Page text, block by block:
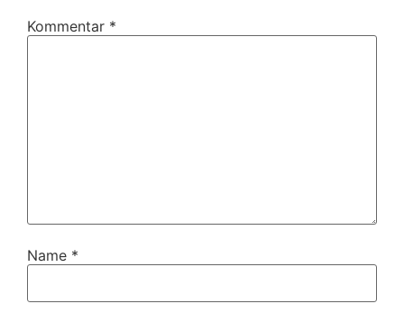
Kommentar *
Name *